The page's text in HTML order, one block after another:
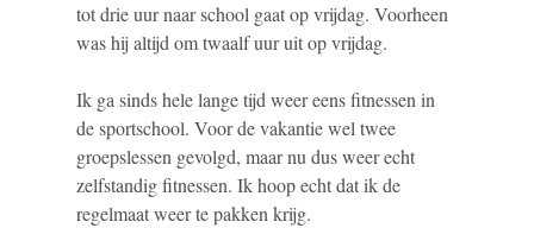
tot drie uur naar school gaat op vrijdag. Voorheen
was hij altijd om twaalf uur uit op vrijdag.
Ik ga sinds hele lange tijd weer eens fitnessen in
de sportschool. Voor de vakantie wel twee
groepslessen gevolgd, maar nu dus weer echt
zelfstandig fitnessen. Ik hoop echt dat ik de
regelmaat weer te pakken krijg.